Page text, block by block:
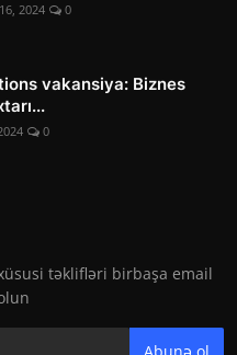
2024 0
vakansiya: Biznes
0
təklifləri birbaşa email